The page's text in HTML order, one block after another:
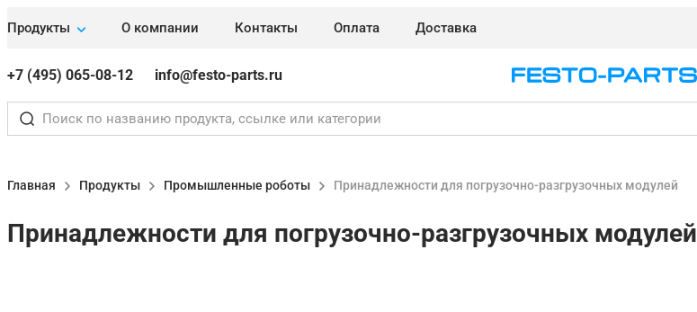
Продукты О компании Контакты Оплата Доставка
+7 (495) 065-08-12 info@festo-parts.ru
Главная Продукты Промышленные роботы Принадлежности для погрузочно-разгрузочных модулей
Принадлежности для погрузочно-разгрузочных модулей